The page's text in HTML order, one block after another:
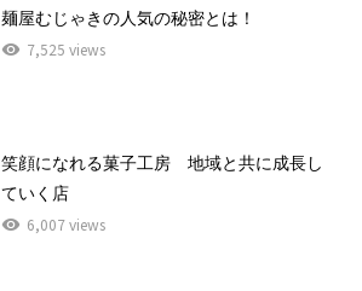
麺屋むじゃきの人気の秘密とは！
7,525 views
笑顔になれる菓子工房 地域と共に成長し
ていく店
6,007 views